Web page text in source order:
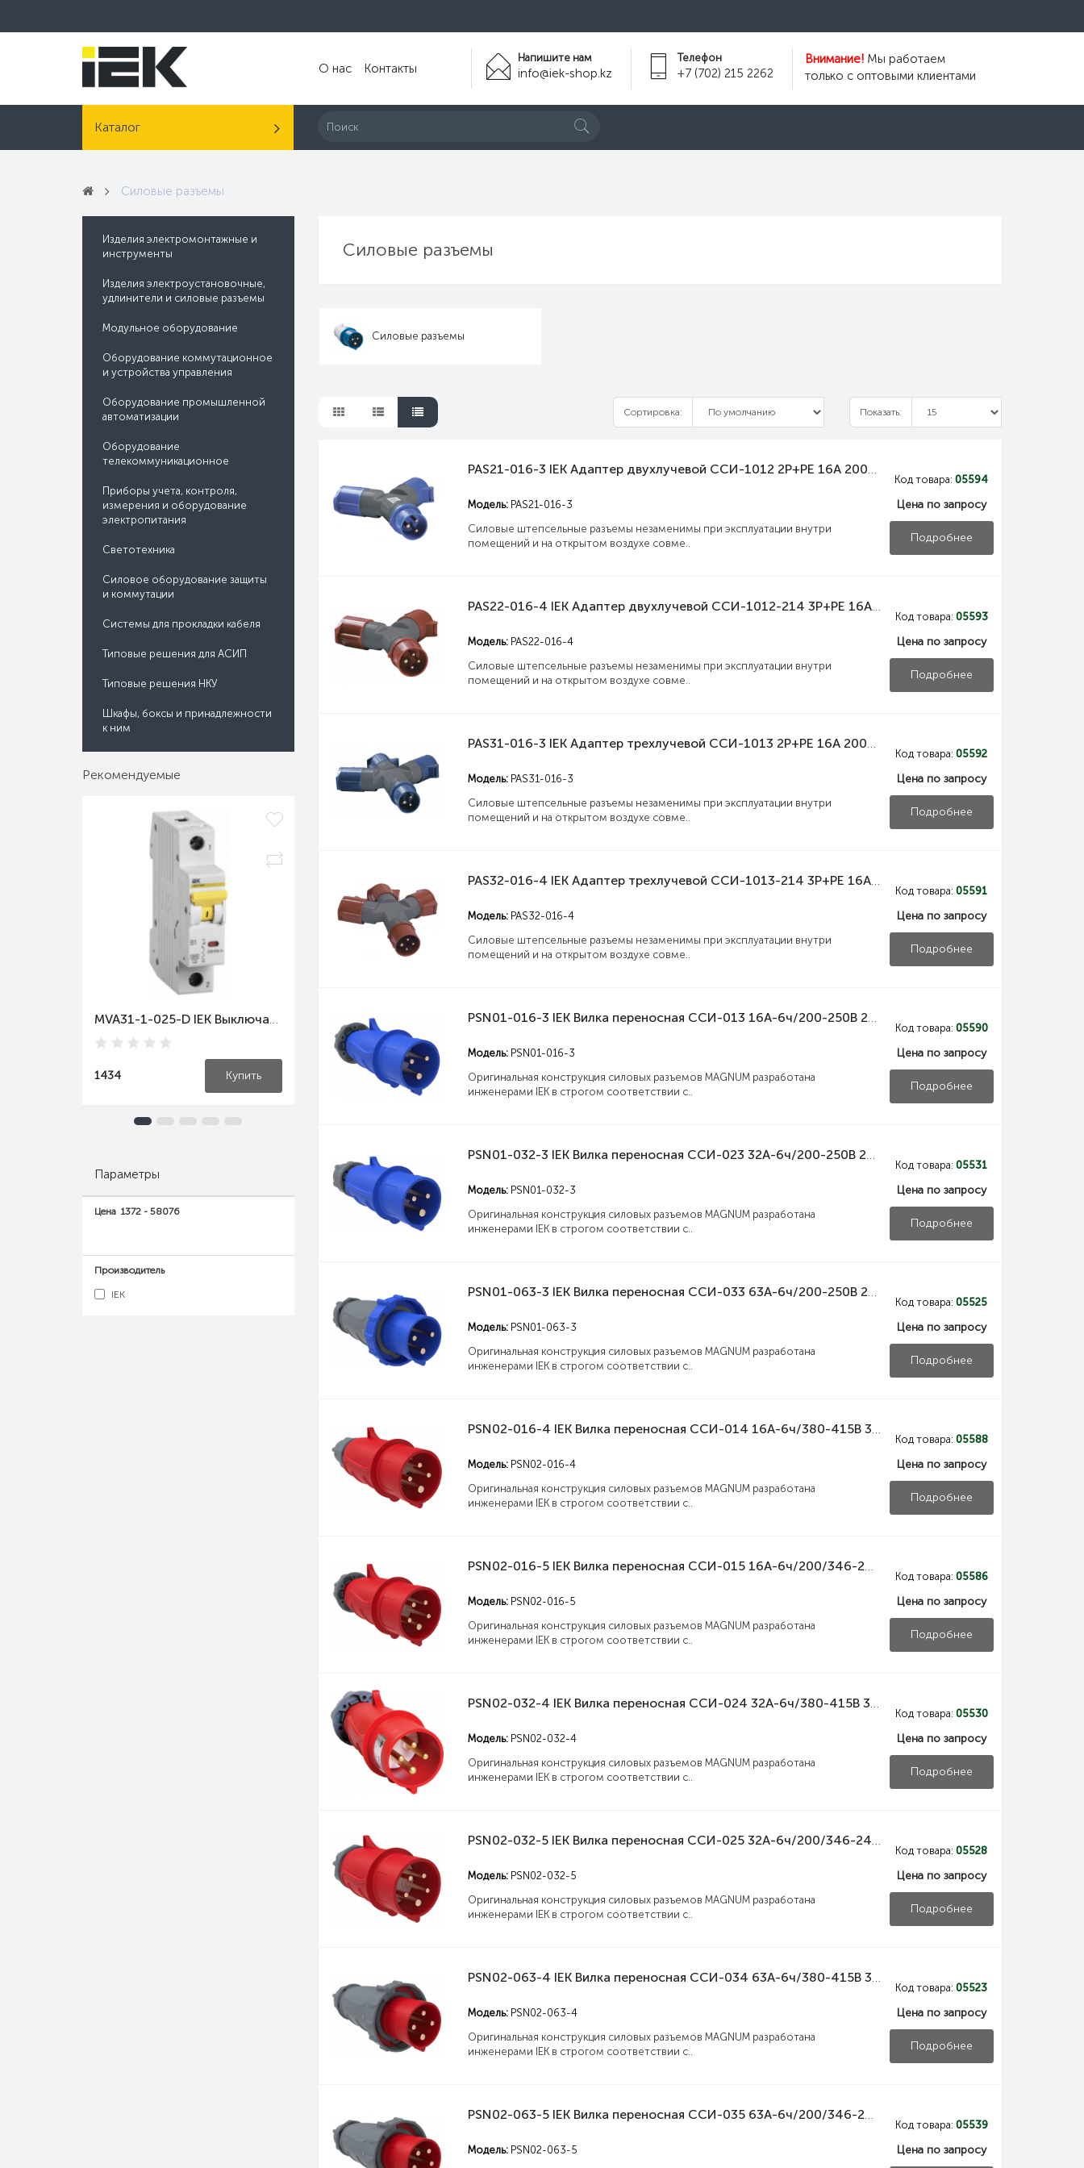
О нас Контакты
Внимание! Мы работаем
только с оптовыми клиентами
Телефон
+7 (702) 215 2262
Напишите нам
info@iek-shop.kz
Каталог
Силовые разъемы
Изделия электромонтажные и
инструменты
Изделия электроустановочные,
удлинители и силовые разъемы
Модульное оборудование
Оборудование коммутационное
и устройства управления
Оборудование промышленной
автоматизации
Оборудование
телекоммуникационное
Приборы учета, контроля,
измерения и оборудование
электропитания
Светотехника
Силовое оборудование защиты
и коммутации
Системы для прокладки кабеля
Типовые решения для АСИП
Типовые решения НКУ
Шкафы, боксы и принадлежности
к ним
Рекомендуемые
MVA31-1-025-D IEK Выключатель автоматический ВА47-60M 1Р 25А 6кА D IEK
1434 Купить
MVA31-2-063-C IEK Выключатель автоматический ВА47-60M 2Р 63А 6кА С IEK
Купить
MVA31-1-032-B IEK Выключатель автоматический ВА47-60M 1Р 32А 6кА B IEK
1347 Купить
MVA31-3-001-B IEK Выключатель автоматический ВА47-60M 3Р 1А 6кА B IEK
4973
Параметры
Цена 1372 - 58076
Производитель
IEK
Силовые разъемы
Силовые разъемы
Сортировка: Показать:
PAS21-016-3 IEK Адаптер двухлучевой ССИ-1012 2P+PE 16А 200-250В IP44 IEK
Модель: PAS21-016-3
Силовые штепсельные разъемы незаменимы при эксплуатации внутри
помещений и на открытом воздухе совме..
Код товара: 05594
Цена по запросу
Подробнее
PAS22-016-4 IEK Адаптер двухлучевой ССИ-1012-214 3Р+РЕ 16А 380-415В IP44 IEK
Модель: PAS22-016-4
Силовые штепсельные разъемы незаменимы при эксплуатации внутри
помещений и на открытом воздухе совме..
Код товара: 05593
Цена по запросу
Подробнее
PAS31-016-3 IEK Адаптер трехлучевой ССИ-1013 2P+PE 16А 200-250В IP44 IEK
Модель: PAS31-016-3
Силовые штепсельные разъемы незаменимы при эксплуатации внутри
помещений и на открытом воздухе совме..
Код товара: 05592
Цена по запросу
Подробнее
PAS32-016-4 IEK Адаптер трехлучевой ССИ-1013-214 3Р+РЕ 16А 380-415В IP44 IEK
Модель: PAS32-016-4
Силовые штепсельные разъемы незаменимы при эксплуатации внутри
помещений и на открытом воздухе совме..
Код товара: 05591
Цена по запросу
Подробнее
PSN01-016-3 IEK Вилка переносная ССИ-013 16А-6ч/200-250В 2P+PE IP44 MAGNUM IEK
Модель: PSN01-016-3
Оригинальная конструкция силовых разъемов MAGNUM разработана
инженерами IEK в строгом соответствии с..
Код товара: 05590
Цена по запросу
Подробнее
PSN01-032-3 IEK Вилка переносная ССИ-023 32А-6ч/200-250В 2P+PE IP44 MAGNUM IEK
Модель: PSN01-032-3
Оригинальная конструкция силовых разъемов MAGNUM разработана
инженерами IEK в строгом соответствии с..
Код товара: 05531
Цена по запросу
Подробнее
PSN01-063-3 IEK Вилка переносная ССИ-033 63А-6ч/200-250В 2P+PE IP67 MAGNUM IEK
Модель: PSN01-063-3
Оригинальная конструкция силовых разъемов MAGNUM разработана
инженерами IEK в строгом соответствии с..
Код товара: 05525
Цена по запросу
Подробнее
PSN02-016-4 IEK Вилка переносная ССИ-014 16А-6ч/380-415В 3Р+РЕ IP44 MAGNUM IEK
Модель: PSN02-016-4
Оригинальная конструкция силовых разъемов MAGNUM разработана
инженерами IEK в строгом соответствии с..
Код товара: 05588
Цена по запросу
Подробнее
PSN02-016-5 IEK Вилка переносная ССИ-015 16А-6ч/200/346-240/415В 3Р+РЕ+N IP44 MAGNUM IEK
Модель: PSN02-016-5
Оригинальная конструкция силовых разъемов MAGNUM разработана
инженерами IEK в строгом соответствии с..
Код товара: 05586
Цена по запросу
Подробнее
PSN02-032-4 IEK Вилка переносная ССИ-024 32А-6ч/380-415В 3Р+РЕ IP44 MAGNUM IEK
Модель: PSN02-032-4
Оригинальная конструкция силовых разъемов MAGNUM разработана
инженерами IEK в строгом соответствии с..
Код товара: 05530
Цена по запросу
Подробнее
PSN02-032-5 IEK Вилка переносная ССИ-025 32А-6ч/200/346-240/415В 3Р+РЕ+N IP44 MAGNUM IEK
Модель: PSN02-032-5
Оригинальная конструкция силовых разъемов MAGNUM разработана
инженерами IEK в строгом соответствии с..
Код товара: 05528
Цена по запросу
Подробнее
PSN02-063-4 IEK Вилка переносная ССИ-034 63А-6ч/380-415В 3Р+РЕ IP67 MAGNUM IEK
Модель: PSN02-063-4
Оригинальная конструкция силовых разъемов MAGNUM разработана
инженерами IEK в строгом соответствии с..
Код товара: 05523
Цена по запросу
Подробнее
PSN02-063-5 IEK Вилка переносная ССИ-035 63А-6ч/200/346-240/415В 3Р+РЕ+N IP67 MAGNUM IEK
Модель: PSN02-063-5
Код товара: 05539
Цена по запросу